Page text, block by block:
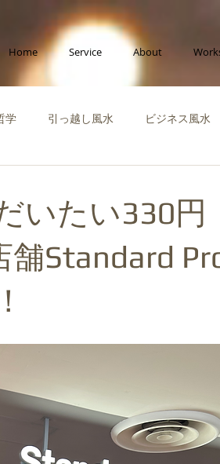
Home Service About
学 引っ越し風水 ビジネス風水
ぐ風水
験談 風水インテリア 成功風水
風水
いたい330円
舗Standard